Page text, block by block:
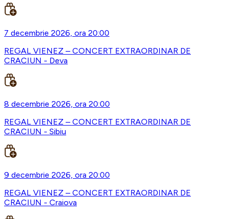
7 decembrie 2026, ora 20:00
REGAL VIENEZ – CONCERT EXTRAORDINAR DE
CRACIUN - Deva
8 decembrie 2026, ora 20:00
REGAL VIENEZ – CONCERT EXTRAORDINAR DE
CRACIUN - Sibiu
9 decembrie 2026, ora 20:00
REGAL VIENEZ – CONCERT EXTRAORDINAR DE
CRACIUN - Craiova